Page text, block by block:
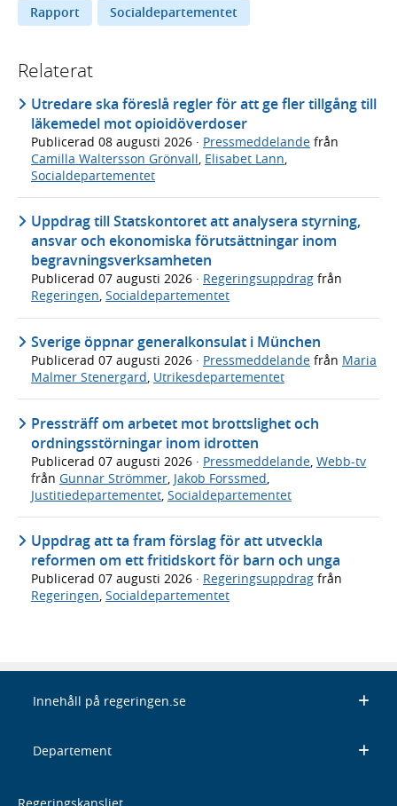
Rapport Socialdepartementet
Relaterat
Utredare ska föreslå regler för att ge fler tillgång till
läkemedel mot opioidöverdoser
Publicerad 08 augusti 2026 · Pressmeddelande från
Camilla Waltersson Grönvall Elisabet Lann
Socialdepartementet
Uppdrag till Statskontoret att analysera styrning,
ansvar och ekonomiska förutsättningar inom
begravningsverksamheten
Publicerad 07 augusti 2026 · Regeringsuppdrag från
Regeringen, Socialdepartementet
Sverige öppnar generalkonsulat i München
Publicerad 07 augusti 2026 · Pressmeddelande från Maria
Malmer Stenergard, Utrikesdepartementet
Pressträff om arbetet mot brottslighet och
ordningsstörningar inom idrotten
Publicerad 07 augusti 2026 · Pressmeddelande Webb-tv
från Gunnar Strömmer Jakob Forssmed
Justitiedepartementet Socialdepartementet
Uppdrag att ta fram förslag för att utveckla
reformen om ett fritidskort för barn och unga
Publicerad 07 augusti 2026 · Regeringsuppdrag från
Regeringen, Socialdepartementet
Innehåll på regeringen.se
Departement